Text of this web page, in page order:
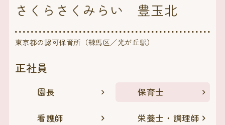
さくらさくみらい 豊玉北
東京都の認可保育所（練馬区／光が丘駅）
正社員
園長 保育士
看護師 栄養士・調理師